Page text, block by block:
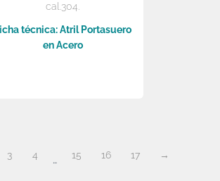
cal.304.
técnica: Atril Portasuero
en Acero
3 4 … 15 16 17 →